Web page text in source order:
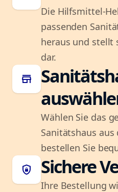
Die Hilfsmittel-
passenden
heraus und stellt
dar.
store
Wählen Sie das
Sanitätshaus
bestellen Sie
shield_lock Sichere
Ihre Bestellung